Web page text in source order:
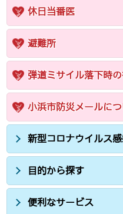
休日当番医
避難所
弾道ミサイル落下時
小浜市防災メールに
新型コロナウイルス
目的から探す
便利なサービス